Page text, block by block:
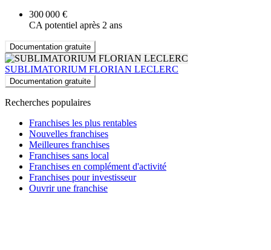
300 000 €
CA potentiel après 2 ans
Documentation gratuite
SUBLIMATORIUM FLORIAN LECLERC
Documentation gratuite
Recherches populaires
Franchises les plus rentables
Nouvelles franchises
Meilleures franchises
Franchises sans local
Franchises en complément d'activité
Franchises pour investisseur
Ouvrir une franchise